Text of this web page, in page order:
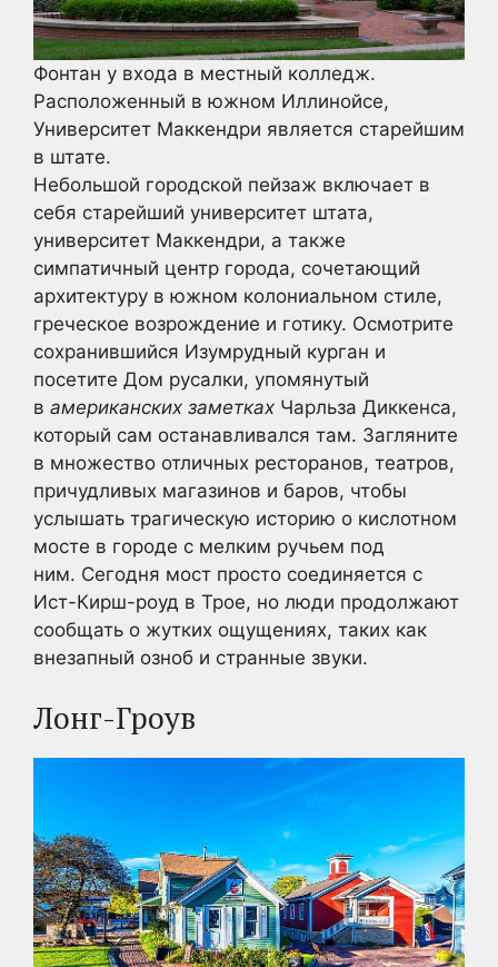
Фонтан у входа в местный колледж.
Расположенный в южном Иллинойсе,
Университет Маккендри является старейшим
в штате.
Небольшой городской пейзаж включает в
себя старейший университет штата,
университет Маккендри, а также
симпатичный центр города, сочетающий
архитектуру в южном колониальном стиле,
греческое возрождение и готику. Осмотрите
сохранившийся Изумрудный курган и
посетите Дом русалки, упомянутый
в американских заметках Чарльза Диккенса,
который сам останавливался там. Загляните
в множество отличных ресторанов, театров,
причудливых магазинов и баров, чтобы
услышать трагическую историю о кислотном
мосте в городе с мелким ручьем под
ним. Сегодня мост просто соединяется с
Ист-Кирш-роуд в Трое, но люди продолжают
сообщать о жутких ощущениях, таких как
внезапный озноб и странные звуки.
Лонг-Гроув